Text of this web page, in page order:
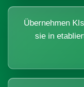
Übernehmen
sie in